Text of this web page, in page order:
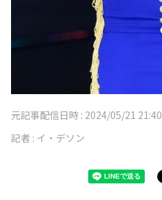
元記事配信日時 : 2024/05/21 21:40
記者 : イ・デソン